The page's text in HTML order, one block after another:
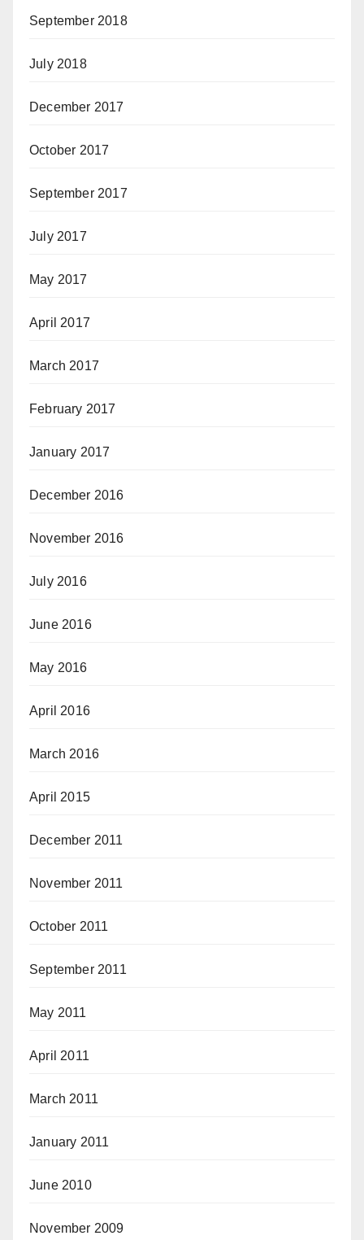
September 2018
July 2018
December 2017
October 2017
September 2017
July 2017
May 2017
April 2017
March 2017
February 2017
January 2017
December 2016
November 2016
July 2016
June 2016
May 2016
April 2016
March 2016
April 2015
December 2011
November 2011
October 2011
September 2011
May 2011
April 2011
March 2011
January 2011
June 2010
November 2009